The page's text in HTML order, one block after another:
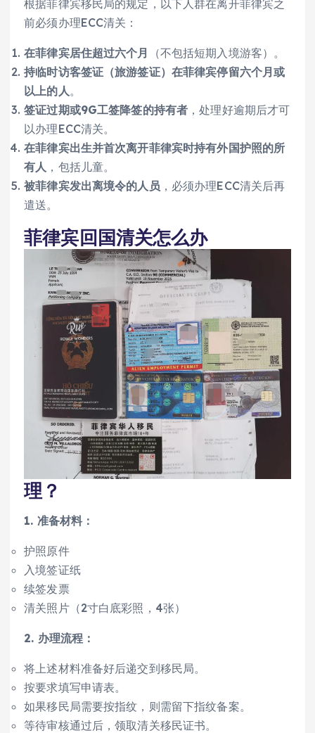
根据菲律宾移民局的规定，以下人群在离开菲律宾之
前必须办理ECC清关：
在菲律宾居住超过六个月
（不包括短期入境游客）。
持临时访客签证（旅游签证）在菲律宾停留六个月或
以上的人 。
签证过期或9G工签降签的持有者 ，处理好逾期后才可
以办理ECC清关。
在菲律宾出生并首次离开菲律宾时持有外国护照的所
有人 ，包括儿童。
被菲律宾发出离境令的人员 ，必须办理ECC清关后再
遣送。
菲律宾回国清关怎么办
理？
1. 准备材料：
护照原件
入境签证纸
续签发票
清关照片（2寸白底彩照，4张）
2. 办理流程：
将上述材料准备好后递交到移民局。
按要求填写申请表。
如果移民局需要按指纹，则需留下指纹备案。
等待审核通过后，领取清关移民证书。